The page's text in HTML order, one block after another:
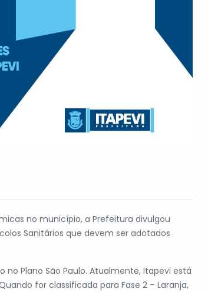
no município, a Prefeitura divulgou
Sanitários que devem ser adotados
Plano São Paulo. Atualmente, Itapevi está
for classificada para Fase 2 – Laranja,